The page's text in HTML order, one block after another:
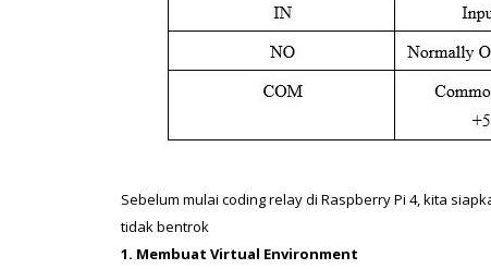
Sebelum mulai coding relay di Raspberry Pi 4, kita
tidak bentrok
1. Membuat Virtual Environment